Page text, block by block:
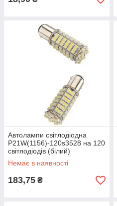
Автолампи світлодіодна
P21W(1156)-120s3528 на 120
світлодіодів (білий)
Немає в наявності
183,75 ₴